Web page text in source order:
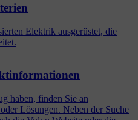
Elektrik ausgerüstet, die
haben, finden Sie an
Lösungen. Neben der Suche